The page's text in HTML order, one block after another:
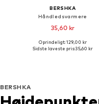
BERSHKA
Håndledsvarmere
35,60 kr
Tilgængelige størrelser: XS-
Oprindeligt: 129,00 kr
Sidste laveste pris:35,60 kr
BERSHKA